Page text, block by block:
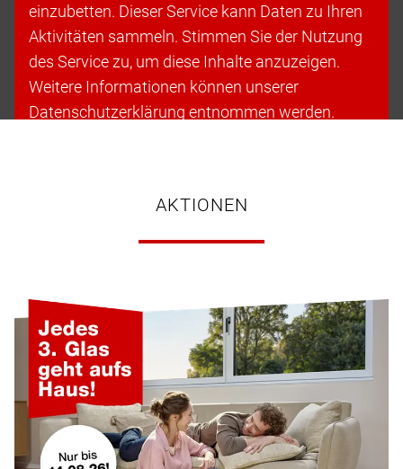
einzubetten. Dieser Service kann Daten zu Ihren
Aktivitäten sammeln. Stimmen Sie der Nutzung
des Service zu, um diese Inhalte anzuzeigen.
Weitere Informationen können unserer
Datenschutzerklärung entnommen werden.
AKTIONEN